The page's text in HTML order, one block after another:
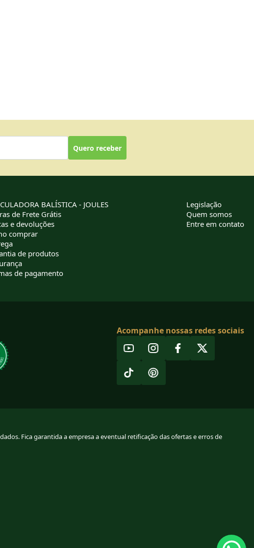
Quero receber
BALÍSTICA - JOULES
de Frete Grátis
e devoluções
comprar
de produtos
de pagamento
Legislação
Quem somos
Entre em contato
Acompanhe nossas redes sociais
Fica garantida a empresa a eventual retificação das ofertas e erros de